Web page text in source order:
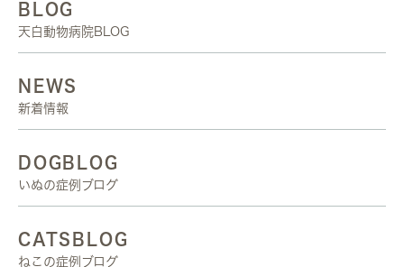
BLOG
天白動物病院BLOG
NEWS
新着情報
DOGBLOG
いぬの症例ブログ
CATSBLOG
ねこの症例ブログ